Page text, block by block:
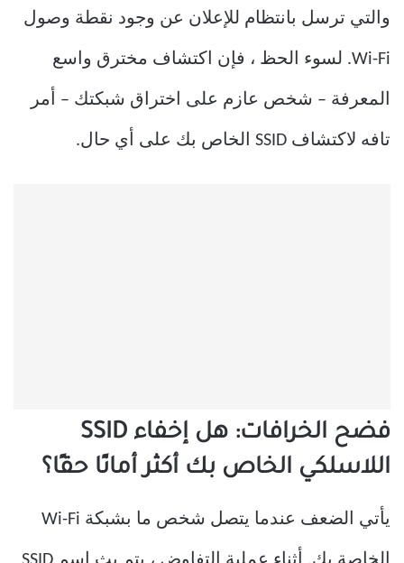
والتي ترسل بانتظام للإعلان عن وجود نقطة وصول
Wi-Fi. لسوء الحظ ، فإن اكتشاف مخترق واسع
المعرفة – شخص عازم على اختراق شبكتك – أمر
تافه لاكتشاف SSID الخاص بك على أي حال.
فضح الخرافات: هل إخفاء SSID
اللاسلكي الخاص بك أكثر أمانًا حقًا؟
يأتي الضعف عندما يتصل شخص ما بشبكة Wi-Fi